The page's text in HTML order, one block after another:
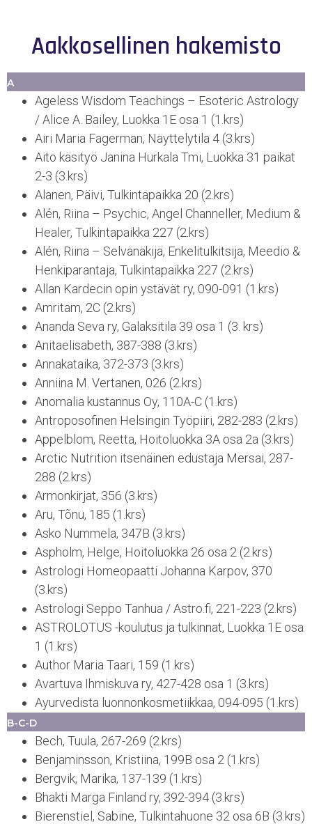
Aakkosellinen hakemisto
A
Ageless Wisdom Teachings – Esoteric Astrology
/ Alice A. Bailey, Luokka 1E osa 1 (1.krs)
Airi Maria Fagerman, Näyttelytila 4 (3.krs)
Aito käsityö Janina Hurkala Tmi, Luokka 31 paikat
2-3 (3.krs)
Alanen, Päivi, Tulkintapaikka 20 (2.krs)
Alén, Riina – Psychic, Angel Channeller, Medium &
Healer, Tulkintapaikka 227 (2.krs)
Alén, Riina – Selvänäkijä, Enkelitulkitsija, Meedio &
Henkiparantaja, Tulkintapaikka 227 (2.krs)
Allan Kardecin opin ystävät ry, 090-091 (1.krs)
Amritam, 2C (2.krs)
Ananda Seva ry, Galaksitila 39 osa 1 (3. krs)
Anitaelisabeth, 387-388 (3.krs)
Annakataika, 372-373 (3.krs)
Anniina M. Vertanen, 026 (2.krs)
Anomalia kustannus Oy, 110A-C (1.krs)
Antroposofinen Helsingin Työpiiri, 282-283 (2.krs)
Appelblom, Reetta, Hoitoluokka 3A osa 2a (3.krs)
Arctic Nutrition itsenäinen edustaja Mersai, 287-
288 (2.krs)
Armonkirjat, 356 (3.krs)
Aru, Tõnu, 185 (1.krs)
Asko Nummela, 347B (3.krs)
Aspholm, Helge, Hoitoluokka 26 osa 2 (2.krs)
Astrologi Homeopaatti Johanna Karpov, 370
(3.krs)
Astrologi Seppo Tanhua / Astro.fi, 221-223 (2.krs)
ASTROLOTUS -koulutus ja tulkinnat, Luokka 1E osa
1 (1.krs)
Author Maria Taari, 159 (1.krs)
Avartuva Ihmiskuva ry, 427-428 osa 1 (3.krs)
Ayurvedista luonnonkosmetiikkaa, 094-095 (1.krs)
B-C-D
Bech, Tuula, 267-269 (2.krs)
Benjaminsson, Kristiina, 199B osa 2 (1.krs)
Bergvik, Marika, 137-139 (1.krs)
Bhakti Marga Finland ry, 392-394 (3.krs)
Bierenstiel, Sabine, Tulkintahuone 32 osa 6B (3.krs)